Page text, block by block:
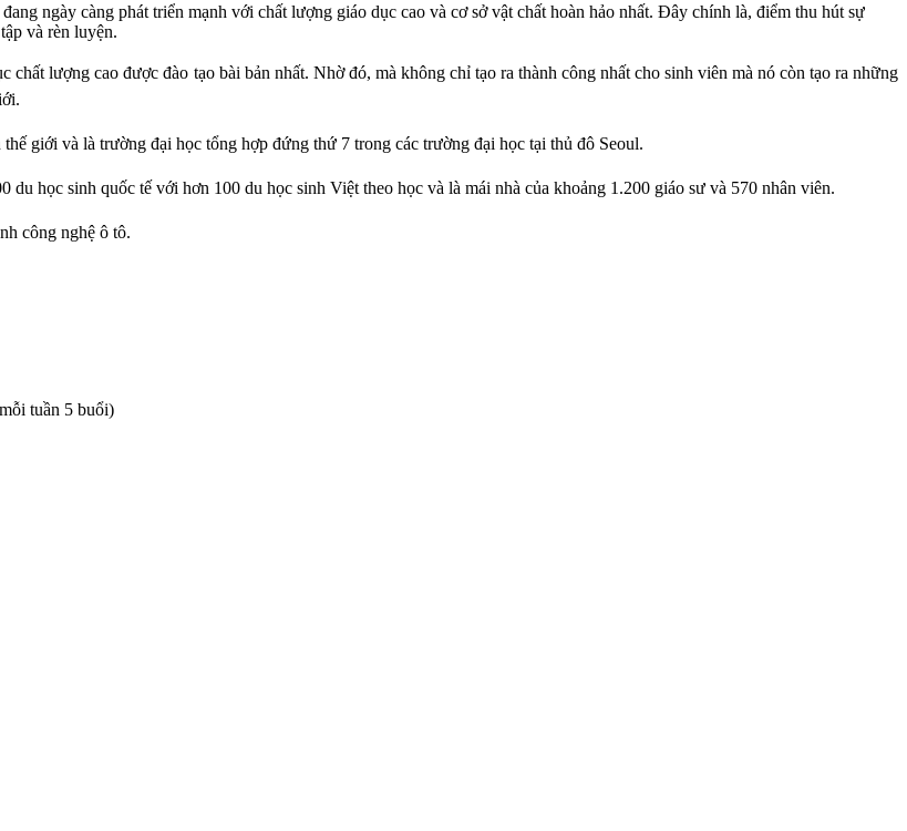
ngày càng phát triển mạnh với chất lượng giáo dục cao và cơ sở vật chất hoàn hảo nhất. Đây chính là, điểm thu hút sự
và rèn luyện.
lượng cao được đào tạo bài bản nhất. Nhờ đó, mà không chỉ tạo ra thành công nhất cho sinh viên mà nó còn tạo ra những
giới và là trường đại học tổng hợp đứng thứ 7 trong các trường đại học tại thủ đô Seoul.
học sinh quốc tế với hơn 100 du học sinh Việt theo học và là mái nhà của khoảng 1.200 giáo sư và 570 nhân viên.
công nghệ ô tô.
tuần 5 buổi)